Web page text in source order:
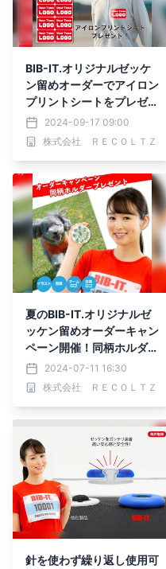
BIB-IT.オリジナルゼッケ
ン留めオーダーでアイロン
プリントシートをプレゼン
ト！2024-09-17 09:00
株式会社 ＲＥＣＯＬＴＺ
夏のBIB-IT.オリジナルゼ
ッケン留めオーダーキャン
ペーン開催！同柄ホルダー
をプレゼント
2024-07-11 16:30
株式会社 ＲＥＣＯＬＴＺ
針を使わず繰り返し使用可